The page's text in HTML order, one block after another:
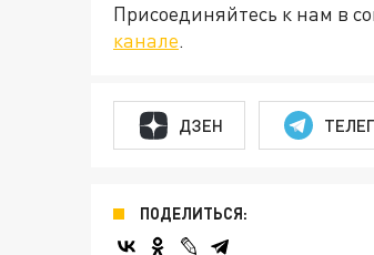
Присоединяйтесь к нам в
канале.
ДЗЕН
ПОДЕЛИТЬСЯ: